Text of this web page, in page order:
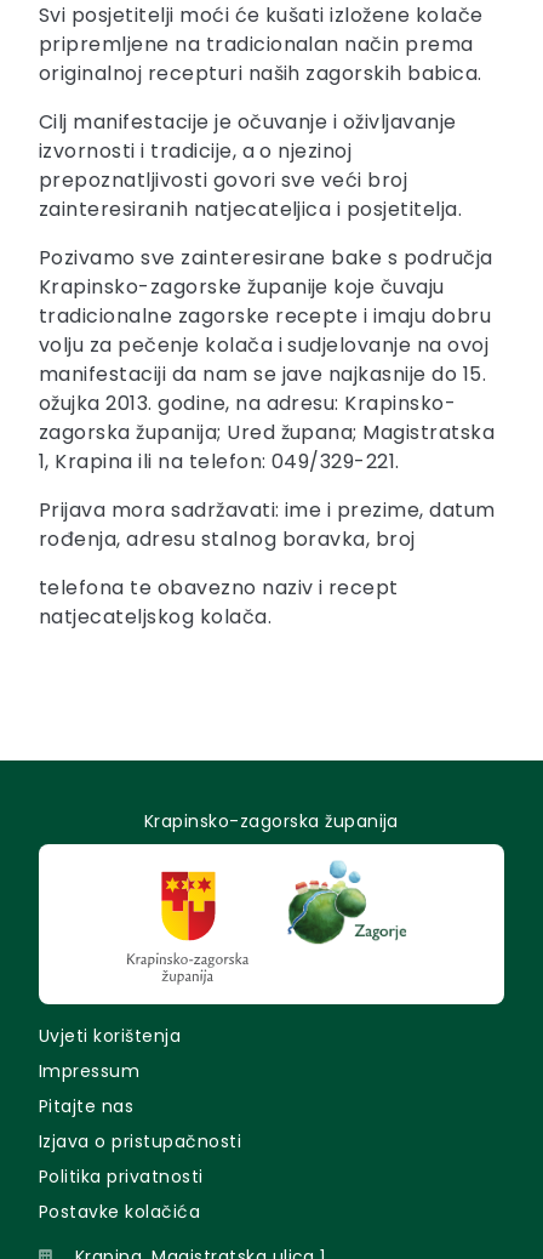
Svi posjetitelji moći će kušati izložene kolače
pripremljene na tradicionalan način prema
originalnoj recepturi naših zagorskih babica.
Cilj manifestacije je očuvanje i oživljavanje
izvornosti i tradicije, a o njezinoj
prepoznatljivosti govori sve veći broj
zainteresiranih natjecateljica i posjetitelja.
Pozivamo sve zainteresirane bake s područja
Krapinsko-zagorske županije koje čuvaju
tradicionalne zagorske recepte i imaju dobru
volju za pečenje kolača i sudjelovanje na ovoj
manifestaciji da nam se jave najkasnije do 15.
ožujka 2013. godine, na adresu: Krapinsko-
zagorska županija; Ured župana; Magistratska
1, Krapina ili na telefon: 049/329-221.
Prijava mora sadržavati: ime i prezime, datum
rođenja, adresu stalnog boravka, broj
telefona te obavezno naziv i recept
natjecateljskog kolača.
Krapinsko-zagorska županija
Uvjeti korištenja
Impressum
Pitajte nas
Izjava o pristupačnosti
Politika privatnosti
Postavke kolačića